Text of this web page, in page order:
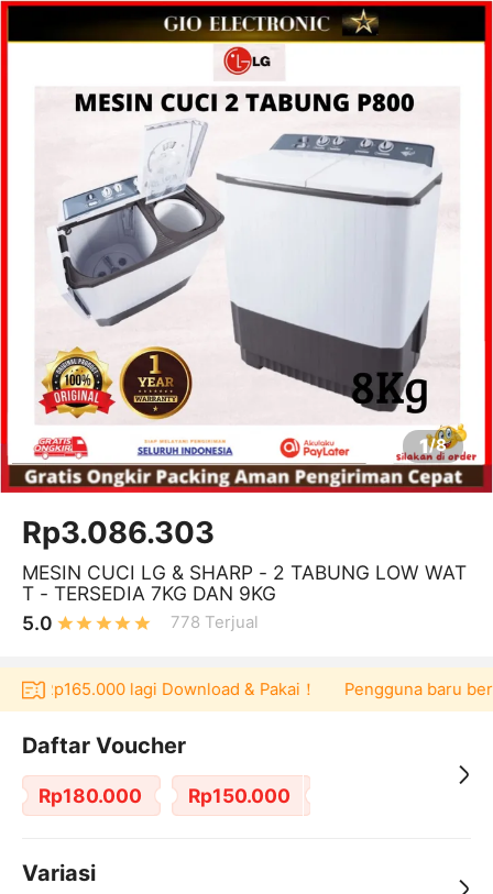
1/8
Rp3.086.303
MESIN CUCI LG & SHARP - 2 TABUNG LOW WAT
T - TERSEDIA 7KG DAN 9KG
5.0
778 Terjual
lagi Download & Pakai！ Pengguna baru
Daftar Voucher
Rp180.000 Rp150.000
Variasi